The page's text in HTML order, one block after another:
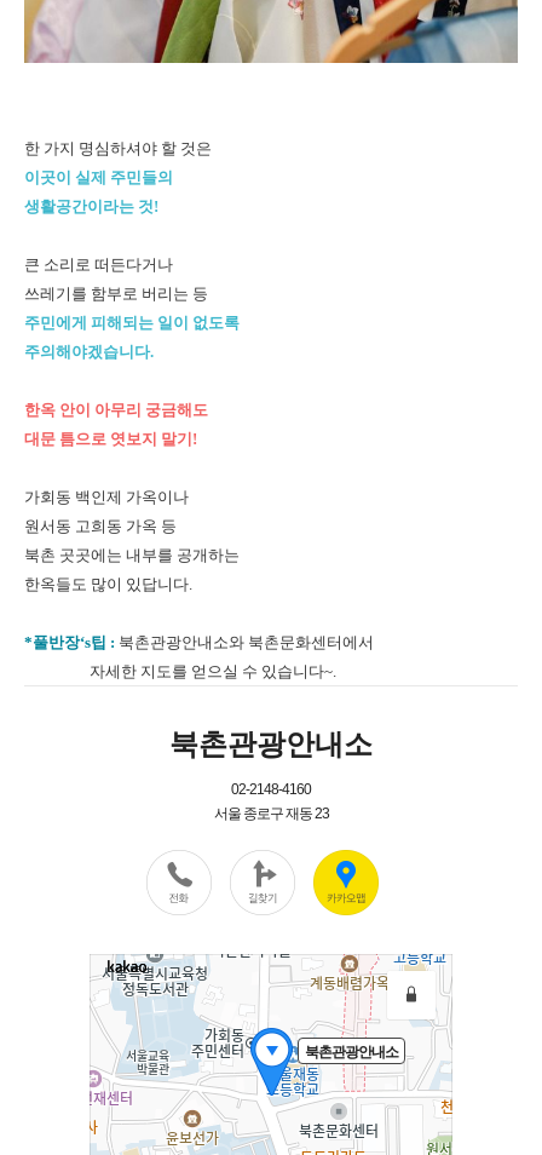
한 가지 명심하셔야 할 것은
이곳이 실제 주민들의
생활공간이라는 것!
큰 소리로 떠든다거나
쓰레기를 함부로 버리는 등
주민에게 피해되는 일이 없도록
주의해야겠습니다.
한옥 안이 아무리 궁금해도
대문 틈으로 엿보지 말기!
가회동 백인제 가옥이나
원서동 고희동 가옥 등
북촌 곳곳에는 내부를 공개하는
한옥들도 많이 있답니다.
*풀반장‘s팁 : 북촌관광안내소와 북촌문화센터에서
자세한 지도를 얻으실 수 있습니다~.